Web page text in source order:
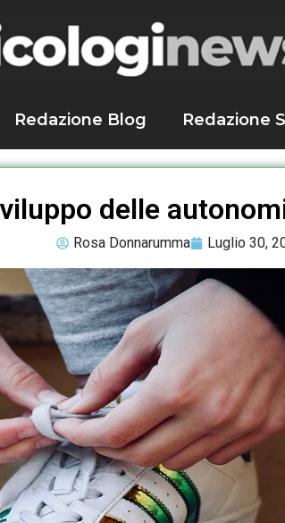
Redazione Blog Redazione
delle
Rosa Donnarumma Luglio 30,